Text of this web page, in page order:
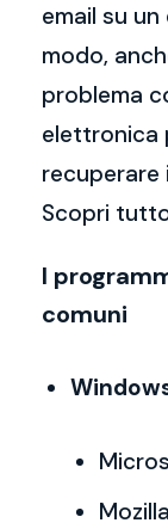
email su
modo,
problema
elettronica
recuperare
Scopri
I
comuni